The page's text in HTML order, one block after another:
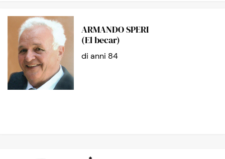
ARMANDO SPERI
(El becar)
di anni 84